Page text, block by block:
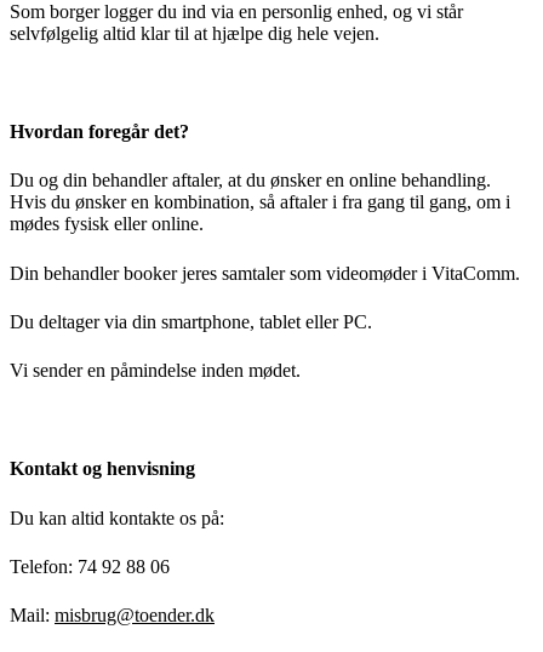
Som borger logger du ind via en personlig enhed, og vi står
selvfølgelig altid klar til at hjælpe dig hele vejen.
Hvordan foregår det?
Du og din behandler aftaler, at du ønsker en online behandling.
Hvis du ønsker en kombination, så aftaler i fra gang til gang, om i
mødes fysisk eller online.
Din behandler booker jeres samtaler som videomøder i VitaComm.
Du deltager via din smartphone, tablet eller PC.
Vi sender en påmindelse inden mødet.
Kontakt og henvisning
Du kan altid kontakte os på:
Telefon: 74 92 88 06
Mail: misbrug@toender.dk